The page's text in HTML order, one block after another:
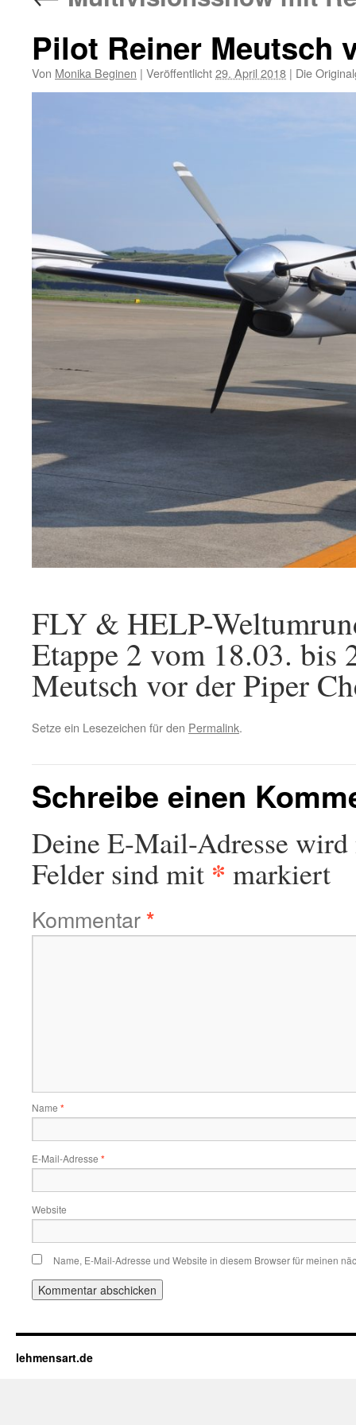
Pilot Reiner Meutsch
Von Monika Beginen | Veröffentlicht29. April 2018 | Die
FLY & HELP-
Etappe 2 vom 18.03. bis
Meutsch vor der Piper
Setze ein Lesezeichen für den Permalink.
Schreibe einen
Deine E-Mail-Adresse
Felder sind mit * markiert
Kommentar*
Name *
E-Mail-Adresse *
Website
Name, E-Mail-Adresse und Website in diesem Browser für meinen
lehmensart.de